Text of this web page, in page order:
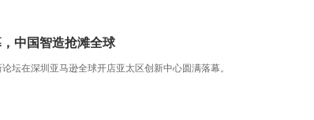
中国智造抢滩全球
在深圳亚马逊全球开店亚太区创新中心圆满落幕。